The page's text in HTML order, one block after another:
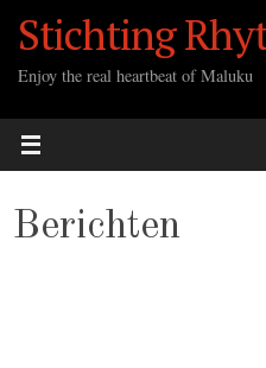
naarStichting
Enjoy the real heartbeat of Maluku
Berichten